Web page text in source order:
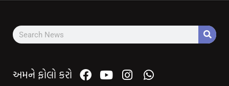
અમને ફોલો કરો